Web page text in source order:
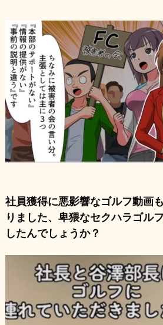
社員獲得に悪影響なゴルフ動画
りました、卑猥なセクハラゴル
したんでしょうか？